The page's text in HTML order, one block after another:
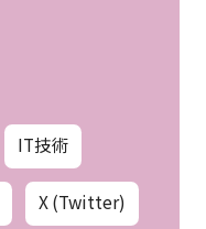
IT技術
X (Twitter)